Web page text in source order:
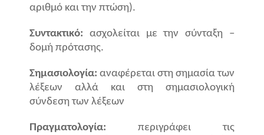
αριθμό και την πτώση).
Συντακτικό: ασχολείται με την σύνταξη –
δομή πρότασης.
Σημασιολογία: αναφέρεται στη σημασία των
λέξεων αλλά και στη σημασιολογική
σύνδεση των λέξεων
Πραγματολογία: περιγράφει τις